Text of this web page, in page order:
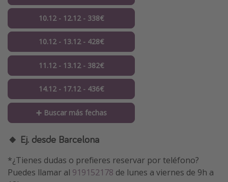
10.12 - 12.12 - 338€
10.12 - 13.12 - 428€
11.12 - 13.12 - 382€
14.12 - 17.12 - 436€
➕ Buscar más fechas
🔸 Ej. desde Barcelona
*¿Tienes dudas o prefieres reservar por teléfono?
Puedes llamar al 919152178 de lunes a viernes de 9h a